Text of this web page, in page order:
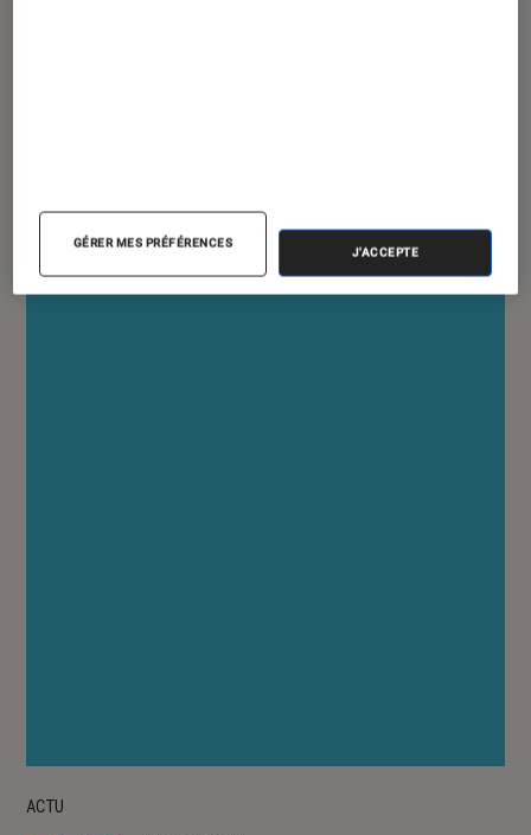
réalité virtuelle en octobre
ACTU
GÉRER MES PRÉFÉRENCES
J'ACCEPTE